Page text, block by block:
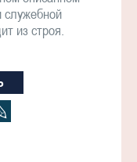
служебной
из строя.